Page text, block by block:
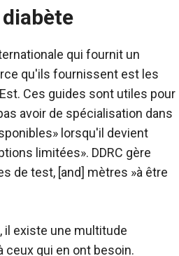
qui fournit un
qu'ils fournissent est les
Ces guides sont utiles pour
avoir de spécialisation dans
lorsqu'il devient
limitées». DDRC gère
de test, [and] mètres »à être
il existe une multitude
qui en ont besoin.